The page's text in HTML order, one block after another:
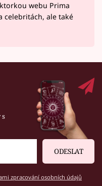
webu Prima
celebritách, ale také
s
ODESLAT
zpracování osobních údajů